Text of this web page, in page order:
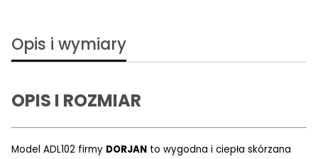
Opis i wymiary
OPIS I ROZMIAR
Model ADL102 firmy DORJAN to wygodna i ciepła skórzana